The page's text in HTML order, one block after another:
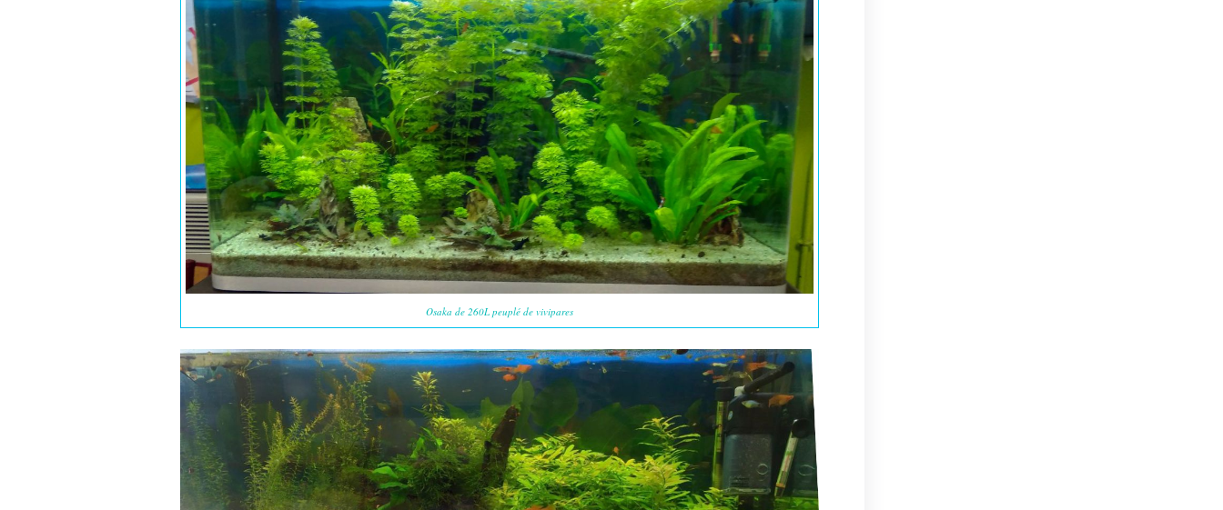
Osaka de 260L peuplé de vivipares